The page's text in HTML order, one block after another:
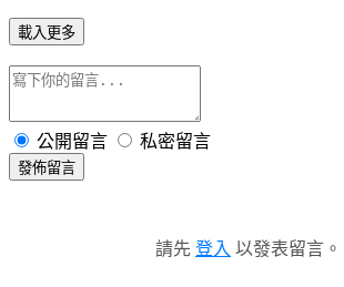
載入更多
公開留言 私密留言
發佈留言
請先 登入 以發表留言。